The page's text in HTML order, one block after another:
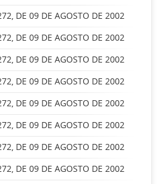
DE 09 DE AGOSTO DE 2002
DE 09 DE AGOSTO DE 2002
DE 09 DE AGOSTO DE 2002
DE 09 DE AGOSTO DE 2002
DE 09 DE AGOSTO DE 2002
DE 09 DE AGOSTO DE 2002
DE 09 DE AGOSTO DE 2002
DE 09 DE AGOSTO DE 2002